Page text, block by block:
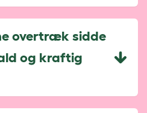
overtræk sidde
og kraftig